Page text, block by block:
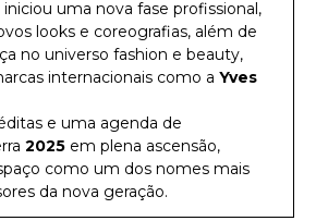
uma nova fase profissional,
looks e coreografias, além de
no universo fashion e beauty,
internacionais como a Yves
e uma agenda de
2025 em plena ascensão,
como um dos nomes mais
da nova geração.